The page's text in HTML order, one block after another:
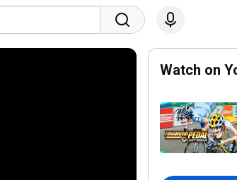
Watch on